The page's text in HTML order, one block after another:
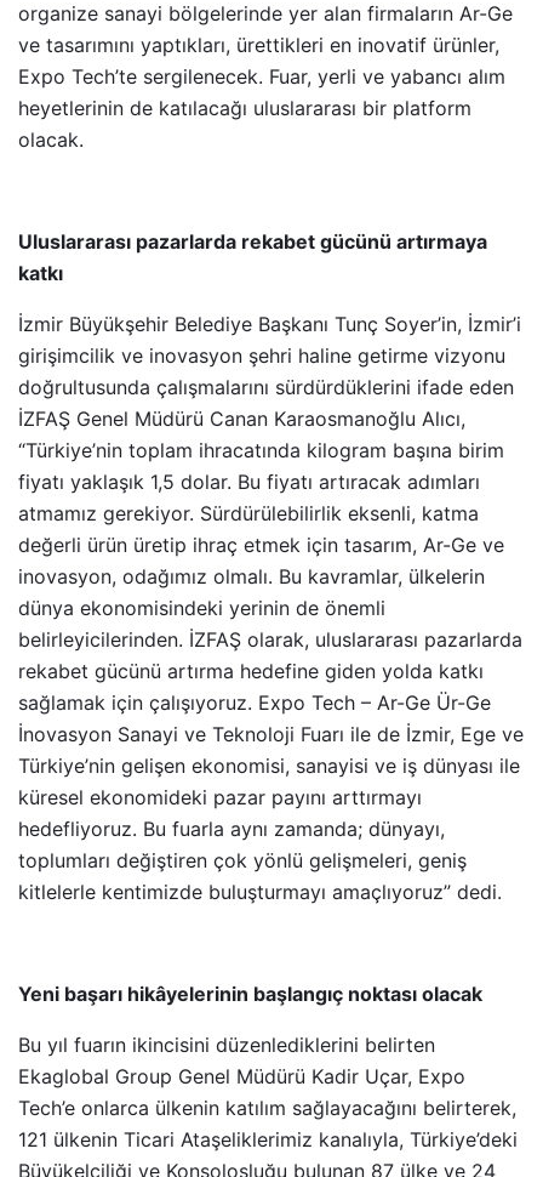
organize sanayi bölgelerinde yer alan firmaların Ar-Ge
ve tasarımını yaptıkları, ürettikleri en inovatif ürünler,
Expo Tech’te sergilenecek. Fuar, yerli ve yabancı alım
heyetlerinin de katılacağı uluslararası bir platform
olacak.
Uluslararası pazarlarda rekabet gücünü artırmaya
katkı
İzmir Büyükşehir Belediye Başkanı Tunç Soyer’in, İzmir’i
girişimcilik ve inovasyon şehri haline getirme vizyonu
doğrultusunda çalışmalarını sürdürdüklerini ifade eden
İZFAŞ Genel Müdürü Canan Karaosmanoğlu Alıcı,
“Türkiye’nin toplam ihracatında kilogram başına birim
fiyatı yaklaşık 1,5 dolar. Bu fiyatı artıracak adımları
atmamız gerekiyor. Sürdürülebilirlik eksenli, katma
değerli ürün üretip ihraç etmek için tasarım, Ar-Ge ve
inovasyon, odağımız olmalı. Bu kavramlar, ülkelerin
dünya ekonomisindeki yerinin de önemli
belirleyicilerinden. İZFAŞ olarak, uluslararası pazarlarda
rekabet gücünü artırma hedefine giden yolda katkı
sağlamak için çalışıyoruz. Expo Tech – Ar-Ge Ür-Ge
İnovasyon Sanayi ve Teknoloji Fuarı ile de İzmir, Ege ve
Türkiye’nin gelişen ekonomisi, sanayisi ve iş dünyası ile
küresel ekonomideki pazar payını arttırmayı
hedefliyoruz. Bu fuarla aynı zamanda; dünyayı,
toplumları değiştiren çok yönlü gelişmeleri, geniş
kitlelerle kentimizde buluşturmayı amaçlıyoruz” dedi.
Yeni başarı hikâyelerinin başlangıç noktası olacak
Bu yıl fuarın ikincisini düzenlediklerini belirten
Ekaglobal Group Genel Müdürü Kadir Uçar, Expo
Tech’e onlarca ülkenin katılım sağlayacağını belirterek,
121 ülkenin Ticari Ataşeliklerimiz kanalıyla, Türkiye’deki
Büyükelçiliği ve Konsolosluğu bulunan 87 ülke ve 24